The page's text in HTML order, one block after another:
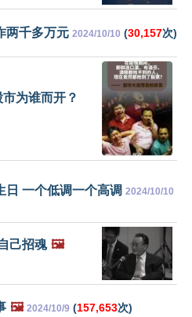
两千多万元 2024/10/10 (30,157次)
为谁而开？
日 一个低调一个高调 2024/10/10
己招魂 🖼️
🖼️ 2024/10/9 (157,653次)